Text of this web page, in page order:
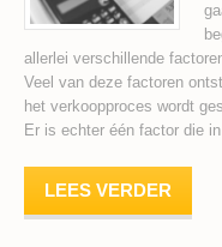
allerlei verschillende
Veel van deze factoren
het verkoopproces wordt
Er is echter één factor die
LEES VERDER